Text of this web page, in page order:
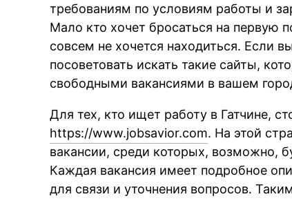
требованиям по условиям работы и
Мало кто хочет бросаться на первую
совсем не хочется находиться. Если
посоветовать искать такие сайты,
свободными вакансиями в вашем
Для тех, кто ищет работу в Гатчине,
https://www.jobsavior.com. На этой
вакансии, среди которых, возможно,
Каждая вакансия имеет подробное
для связи и уточнения вопросов.